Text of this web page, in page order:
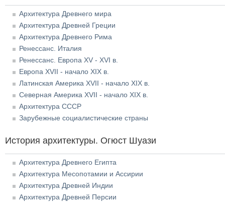
Архитектура Древнего мира
Архитектура Древней Греции
Архитектура Древнего Рима
Ренессанс. Италия
Ренессанс. Европа XV - XVI в.
Европа XVII - начало XIX в.
Латинская Америка XVII - начало XIX в.
Северная Америка XVII - начало XIX в.
Архитектура СССР
Зарубежные социалистические страны
История архитектуры. Огюст Шуази
Архитектура Древнего Египта
Архитектура Месопотамии и Ассирии
Архитектура Древней Индии
Архитектура Древней Персии